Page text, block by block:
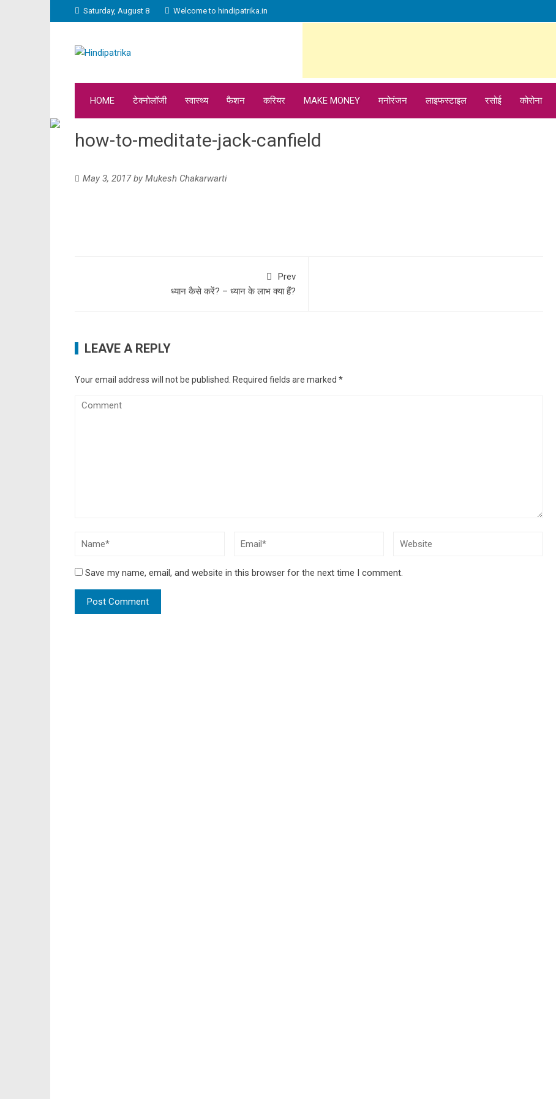
Saturday, August 8 Welcome to hindipatrika.in
HOME टेक्नोलॉजी स्वास्थ्य फैशन करियर MAKE MONEY मनोरंजन लाइफस्टाइल रसोई कोरोना
how-to-meditate-jack-canfield
May 3, 2017by Mukesh Chakarwarti
Prev
ध्यान कैसे करें? – ध्यान के लाभ क्या हैं?
LEAVE A REPLY
Your email address will not be published. Required fields are marked *
Save my name, email, and website in this browser for the next time I comment.